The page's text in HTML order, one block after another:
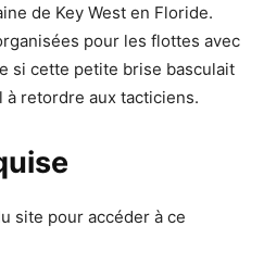
de Key West en Floride.
pour les flottes avec
si cette petite brise basculait
à retordre aux tacticiens.
site pour accéder à ce